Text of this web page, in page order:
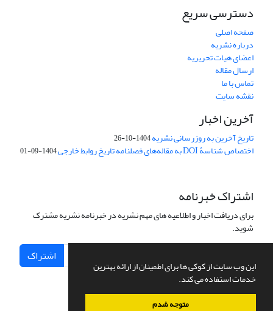
این وب سایت از کوکی ها برای اطمینان از ارائه بهترین
خدمات استفاده می کند.
متوجه شدم
دسترسی سریع
صفحه اصلی
درباره نشریه
اعضای هیات تحریریه
ارسال مقاله
تماس با ما
نقشه سایت
آخرین اخبار
تاریخ آخرین به روزرسانی نشریه1404-10-26
اختصاص شناسۀ DOI به مقاله‌های فصلنامه تاریخ روابط خارجی 1404-09-01
اشتراک خبرنامه
برای دریافت اخبار و اطلاعیه های مهم نشریه در خبرنامه نشریه مشترک
شوید.
اشتراک